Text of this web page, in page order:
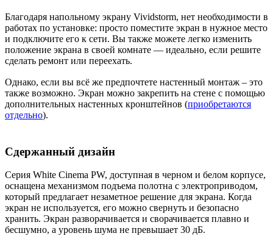
Благодаря напольному экрану Vividstorm, нет необходимости в
работах по установке: просто поместите экран в нужное место
и подключите его к сети. Вы также можете легко изменить
положение экрана в своей комнате — идеально, если решите
сделать ремонт или переехать.
Однако, если вы всё же предпочтете настенный монтаж – это
также возможно. Экран можно закрепить на стене с помощью
дополнительных настенных кронштейнов (приобретаются
отдельно).
Сдержанный дизайн
Серия White Cinema PW, доступная в черном и белом корпусе,
оснащена механизмом подъема полотна с электроприводом,
который предлагает незаметное решение для экрана. Когда
экран не используется, его можно свернуть и безопасно
хранить. Экран разворачивается и сворачивается плавно и
бесшумно, а уровень шума не превышает 30 дБ.